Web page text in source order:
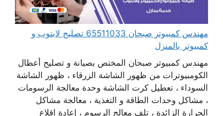
مهندس كمبيوتر صبحان 65511033 تصليح لابتوب و
كمبيوتر بالمنزل
مهندس كمبيوتر صبحان المختص بصيانة و تصليح أعطال
الكومبيوترات من ظهور الشاشة الزرقاء ، ظهور الشاشة
السوداء ، تعطيل كرت الشاشة وحدة معالجة الرسومات
، مشاكل وحدات الطاقة و التغذية ، معالجة مشاكل
الحرارة الزائدة ، تلف معالج الرسوم ، إعادة اقلاع